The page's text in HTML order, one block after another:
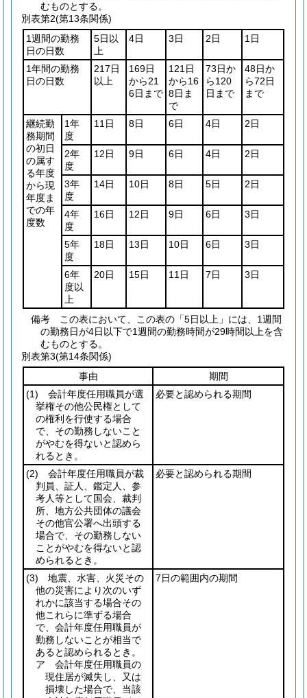
むものとする。
別表第2(第13条関係)
1週間の勤務
日の日数
5日以
上
4日 3日 2日 1日
1年間の勤務
日の日数
217日
以上
169日
から21
6日まで
121日
から16
8日ま
で
73日か
ら120
日まで
48日か
ら72日
まで
継続勤
務期間
の初日
の属す
る年度
から現
年度ま
での年
度数
1年
度
11日 8日 6日 4日 2日
2年
度
12日 9日 6日 4日 2日
3年
度
14日 10日 8日 5日 2日
4年
度
16日 12日 9日 6日 3日
5年
度
18日 13日 10日 6日 3日
6年
度以
上
20日 15日 11日 7日 3日
備考 この表において、この表の「5日以上」には、1週間
の勤務日が4日以下で1週間の勤務時間が29時間以上を含
むものとする。
別表第3(第14条関係)
事由
期間
(1) 会計年度任用職員が選
挙権その他公民権として
の権利を行使する場合
で、その勤務しないこと
がやむを得ないと認めら
れるとき。
必要と認められる期間
(2) 会計年度任用職員が裁
判員、証人、鑑定人、参
考人等として国会、裁判
所、地方公共団体の議会
その他官公署へ出頭する
場合で、その勤務しない
ことがやむを得ないと認
められるとき。
必要と認められる期間
(3) 地震、水害、火災その
他の災害により次のいず
れかに該当する場合その
他これらに準ずる場合
で、会計年度任用職員が
勤務しないことが相当で
あると認められるとき。
ア 会計年度任用職員の
現住居が滅失し、又は
損壊した場合で、当該
7日の範囲内の期間